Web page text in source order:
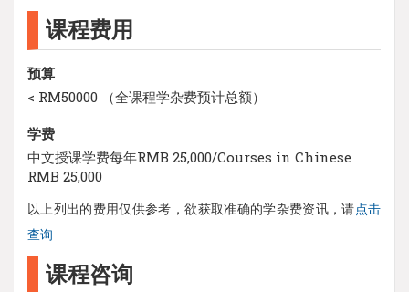
课程费用
预算
< RM50000 （全课程学杂费预计总额）
学费
中文授课学费每年RMB 25,000/Courses in Chinese
RMB 25,000
以上列出的费用仅供参考，欲获取准确的学杂费资讯，请点击
查询
课程咨询